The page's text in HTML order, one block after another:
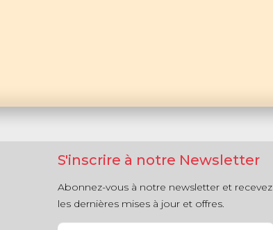
S'inscrire à notre Newsletter
Abonnez-vous à notre newsletter et recevez
les dernières mises à jour et offres.